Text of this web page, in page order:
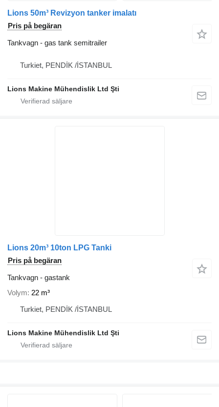
Lions 50m³ Revizyon tanker imalatı
Pris på begäran
Tankvagn - gas tank semitrailer
Turkiet, PENDİK /İSTANBUL
Lions Makine Mühendislik Ltd Şti
Lions 20m³ 10ton LPG Tanki
Pris på begäran
Tankvagn - gastank
Volym 22 m³
Turkiet, PENDİK /İSTANBUL
Lions Makine Mühendislik Ltd Şti